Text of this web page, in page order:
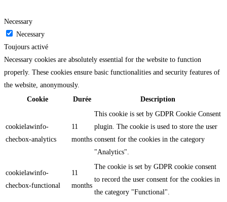
Necessary
Necessary
Toujours activé
Necessary cookies are absolutely essential for the website to function
properly. These cookies ensure basic functionalities and security features of
the website, anonymously.
Cookie
Durée Description
cookielawinfo-
checbox-analytics
11
months
This cookie is set by GDPR Cookie Consent
plugin. The cookie is used to store the user
consent for the cookies in the category
"Analytics".
cookielawinfo-
checbox-functional
11
months
The cookie is set by GDPR cookie consent
to record the user consent for the cookies in
the category "Functional".